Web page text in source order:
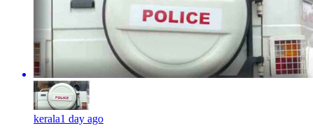
kerala1 day ago